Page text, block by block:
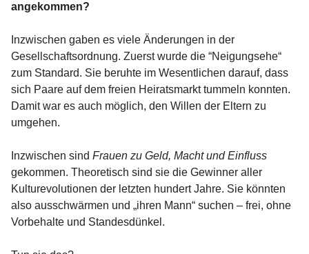
angekommen?
Inzwischen gaben es viele Änderungen in der
Gesellschaftsordnung. Zuerst wurde die “Neigungsehe“
zum Standard. Sie beruhte im Wesentlichen darauf, dass
sich Paare auf dem freien Heiratsmarkt tummeln konnten.
Damit war es auch möglich, den Willen der Eltern zu
umgehen.
Inzwischen sind Frauen zu Geld, Macht und Einfluss
gekommen. Theoretisch sind sie die Gewinner aller
Kulturevolutionen der letzten hundert Jahre. Sie könnten
also ausschwärmen und „ihren Mann“ suchen – frei, ohne
Vorbehalte und Standesdünkel.